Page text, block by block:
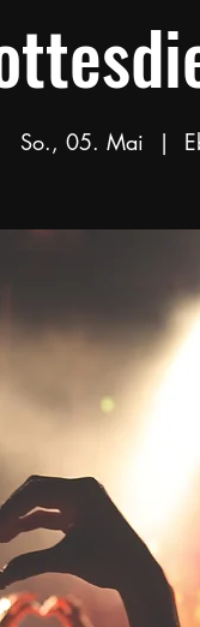
So., 05. Mai
  |